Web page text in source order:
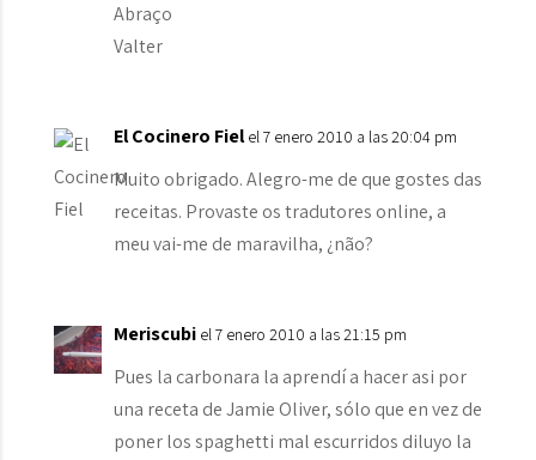
Abraço
Valter
El Cocinero Fiel el 7 enero 2010 a las 20:04 pm
Muito obrigado. Alegro-me de que gostes das
receitas. Provaste os tradutores online, a
meu vai-me de maravilha, ¿não?
Meriscubi el 7 enero 2010 a las 21:15 pm
Pues la carbonara la aprendí a hacer asi por
una receta de Jamie Oliver, sólo que en vez de
poner los spaghetti mal escurridos diluyo la